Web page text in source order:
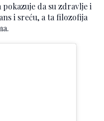
da su zdravlje i
i sreću, a ta filozofija